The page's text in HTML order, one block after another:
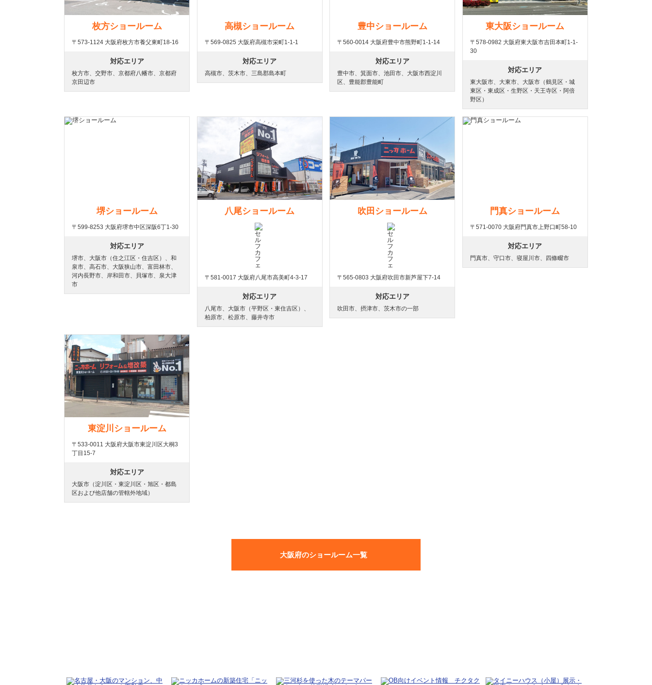
枚方ショールーム
〒573-1124 大阪府枚方市養父東町18-16
対応エリア
枚方市、交野市、京都府八幡市、京都府
京田辺市
高槻ショールーム
〒569-0825 大阪府高槻市栄町1-1-1
対応エリア
高槻市、茨木市、三島郡島本町
豊中ショールーム
〒560-0014 大阪府豊中市熊野町1-1-14
対応エリア
豊中市、箕面市、池田市、大阪市西淀川
区、豊能郡豊能町
東大阪ショールーム
〒578-0982 大阪府東大阪市吉田本町1-1-
30
対応エリア
東大阪市、大東市、大阪市（鶴見区・城
東区・東成区・生野区・天王寺区・阿倍
野区）
堺ショールーム
〒599-8253 大阪府堺市中区深阪6丁1-30
対応エリア
堺市、大阪市（住之江区・住吉区）、和
泉市、高石市、大阪狭山市、富田林市、
河内長野市、岸和田市、貝塚市、泉大津
市
八尾ショールーム
〒581-0017 大阪府八尾市高美町4-3-17
対応エリア
八尾市、大阪市（平野区・東住吉区）、
柏原市、松原市、藤井寺市
吹田ショールーム
〒565-0803 大阪府吹田市新芦屋下7-14
対応エリア
吹田市、摂津市、茨木市の一部
門真ショールーム
〒571-0070 大阪府門真市上野口町58-10
対応エリア
門真市、守口市、寝屋川市、四條畷市
東淀川ショールーム
〒533-0011 大阪府大阪市東淀川区大桐3
丁目15-7
対応エリア
大阪市（淀川区・東淀川区・旭区・都島
区および他店舗の管轄外地域）
大阪府のショールーム一覧